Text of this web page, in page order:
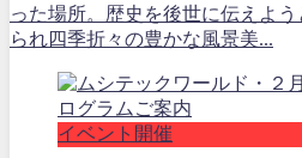
った場所。歴史を後世に伝えよ
られ四季折々の豊かな風景美...
イベント開催